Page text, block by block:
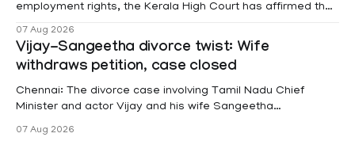
employment rights, the Kerala High Court has affirmed that
projects are eligible for paid medical leave following
hysterectomy surgery under the Kerala Service Rules
(KSR). The court noted that since essential benefits like
maternity
07 Aug 2026
Vijay-Sangeetha divorce twist: Wife
withdraws petition, case closed
Chennai: The divorce case involving Tamil Nadu Chief
Minister and actor Vijay and his wife Sangeetha
Sowrnalingam has taken a new turn after Sangeetha
07 Aug 2026